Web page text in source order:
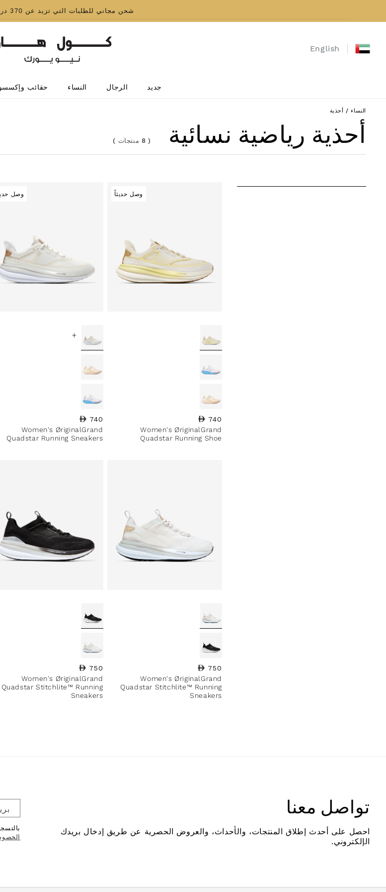
شحن مجاني للطلبات التي تزيد عن 370 درهم إماراتي
English
جديد الرجال النساء حقائب
النساء / أحذية
مجموعة:
أحذية رياضية نسائية ( 8 منتجات )
وصل حديثاً
السعر العادي
740
Women's ØriginalGrand
Quadstar Running Shoe
وصل
+
السعر العادي
740
Women's ØriginalGrand
Quadstar Running Sneakers
السعر العادي
750
Women's ØriginalGrand
Quadstar Stitchlite™ Running
Sneakers
السعر العادي
750
Women's ØriginalGrand
Quadstar Stitchlite™ Running
Sneakers
تواصل معنا
احصل على أحدث إطلاق المنتجات، والأحداث، والعروض الحصرية عن طريق إدخال بريدك
الإلكتروني.